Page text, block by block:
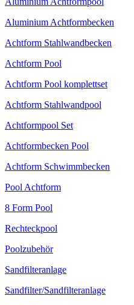
Aluminium Achtformbecken
Achtform Stahlwandbecken
Achtform Pool
Achtform Pool komplettset
Achtform Stahlwandpool
Achtformpool Set
Achtformbecken Pool
Achtform Schwimmbecken
Pool Achtform
8 Form Pool
Rechteckpool
Poolzubehör
Sandfilteranlage
Sandfilter/Sandfilteranlage